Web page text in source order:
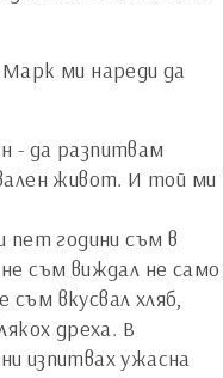
ми нареди да
- да разпитвам
живот. И той ми
години съм в
съм виждал не само
съм вкусвал хляб,
дреха. В
изпитвах ужасна